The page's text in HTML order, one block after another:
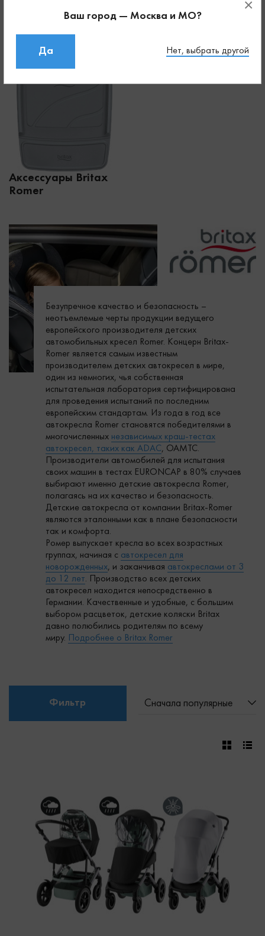
Ваш город — Москва и МО?
Да Нет, выбрать другой
×
Romer
Аксессуары Britax
Romer
Безупречное качество и безопасность –
неотъемлемые черты продукции ведущего
европейского производителя детских
автомобильных кресел Romer. Концерн Britax-
Romer является самым известным
производителем детских автокресел в мире,
один из немногих, чья собственная
испытательная лаборатория сертифицирована
для проведения испытаний по последним
европейским стандартам. Из года в год все
автокресла Romer становятся победителями в
многочисленных независимых краш-тестах
автокресел, таких как ADAC, OAMTC.
Производители автомобилей для испытания
своих машин в тестах EURONCAP в 80% случаев
выбирают именно детские автокресла Romer,
полагаясь на их качество и безопасность.
Детские автокресла от компании Britax-Romer
являются эталонными как в плане безопасности
так и комфорта.
Ромер выпускает кресла во всех возрастных
группах, начиная с автокресел для
новорожденных, и заканчивая автокреслами от 3
до 12 лет. Производство всех детских
автокресел находится непосредственно в
Германии. Качественные и удобные, с большим
выбором расцветок, детские коляски Britax
давно полюбились родителям по всему
миру.
Подробнее о Britax Romer
Фильтр Сначала популярные